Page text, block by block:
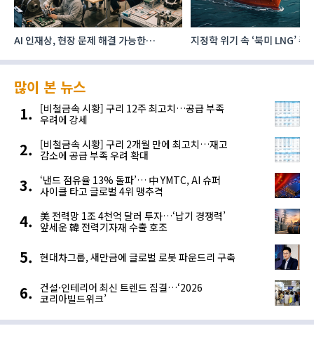
AI 인재상, 현장 문제 해결 가능한
지정학 위기 속 ‘북미 LNG’
많이 본 뉴스
[비철금속 시황] 구리 12주 최고치…공급 부족
우려에 강세
[비철금속 시황] 구리 2개월 만에 최고치…재고
감소에 공급 부족 우려 확대
‘낸드 점유율 13% 돌파’… 中 YMTC, AI 슈퍼
사이클 타고 글로벌 4위 맹추격
美 전력망 1조 4천억 달러 투자…‘납기 경쟁력’
앞세운 韓 전력기자재 수출 호조
현대차그룹, 새만금에 글로벌 로봇 파운드리 구축
건설·인테리어 최신 트렌드 집결…‘2026
코리아빌드위크’